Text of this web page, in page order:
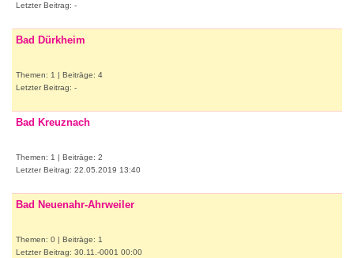
Letzter Beitrag: -
Bad Dürkheim
Themen: 1 | Beiträge: 4
Letzter Beitrag: -
Bad Kreuznach
Themen: 1 | Beiträge: 2
Letzter Beitrag: 22.05.2019 13:40
Bad Neuenahr-Ahrweiler
Themen: 0 | Beiträge: 1
Letzter Beitrag: 30.11.-0001 00:00